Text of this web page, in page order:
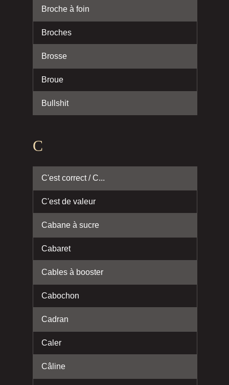
Broche à foin
Broches
Brosse
Broue
Bullshit
C
C'est correct / C...
C'est de valeur
Cabane à sucre
Cabaret
Cables à booster
Cabochon
Cadran
Caler
Câline